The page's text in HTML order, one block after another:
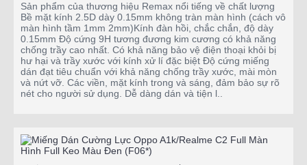
Sản phẩm của thương hiệu Remax nổi tiếng về chất lượng
Bề mặt kính 2.5D dày 0.15mm không tràn màn hình (cách vô
màn hình tầm 1mm 2mm)Kính đàn hồi, chắc chắn, độ dày
0.15mm Độ cứng 9H tương đương kim cương có khả năng
chống trầy cao nhất. Có khả năng bảo vệ điện thoại khỏi bị
hư hại và trầy xước với kính xử lí đặc biệt Độ cứng miếng
dán đạt tiêu chuẩn với khả năng chống trầy xước, mài mòn
và nứt vỡ. Các viền, mặt kính trong và sáng, đảm bảo sự rõ
nét cho người sử dụng. Dễ dàng dán và tiện l..